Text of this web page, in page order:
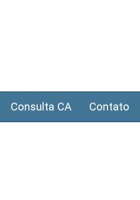
Consulta CA Contato